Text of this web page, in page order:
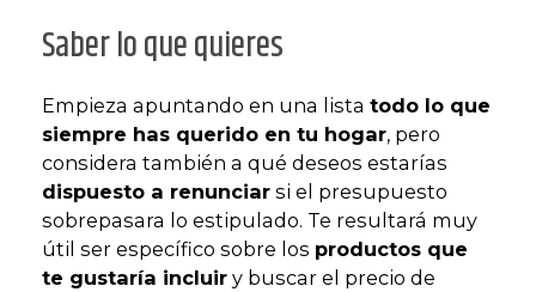
Saber lo que quieres
Empieza apuntando en una lista todo lo que
siempre has querido en tu hogar, pero
considera también a qué deseos estarías
dispuesto a renunciar si el presupuesto
sobrepasara lo estipulado. Te resultará muy
útil ser específico sobre los productos que
te gustaría incluir y buscar el precio de